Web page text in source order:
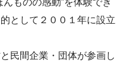
として２００１年に設立
民間企業・団体が参画し